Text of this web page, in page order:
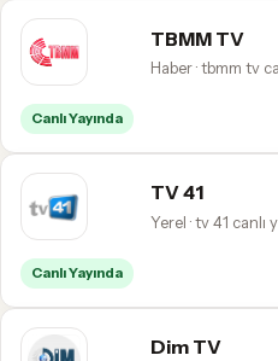
TBMM TV
Haber · tbmm tv
Canlı Yayında
TV 41
Yerel · tv 41 canlı
Canlı Yayında
Dim TV